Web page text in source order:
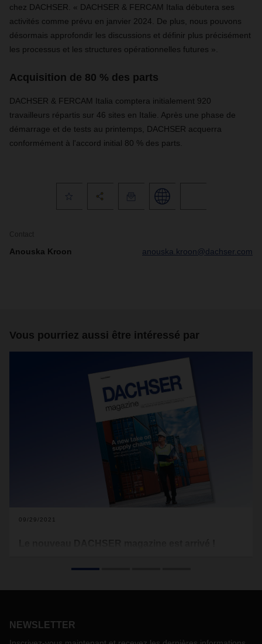
chez DACHSER. « DACHSER & FERCAM Italia débutera ses
activités comme prévu en janvier 2024. De plus, nous pouvons
désormais approfondir les discussions et définir plus précisément
les processus et les structures opérationnelles futures ».
Acquisition de 80 % des parts
DACHSER & FERCAM Italia comptera initialement 920
travailleurs répartis sur 46 sites en Italie. Après une phase de
démarrage et de tests au printemps, DACHSER acquerra
conformément à l'accord initial 80 % des parts.
Contact
Anouska Kroon anouska.kroon@dachser.com
Vous pourriez aussi être intéressé par
09/29/2021
régime. Cependant, les articles sur la pénurie de matières
NEWSLETTER